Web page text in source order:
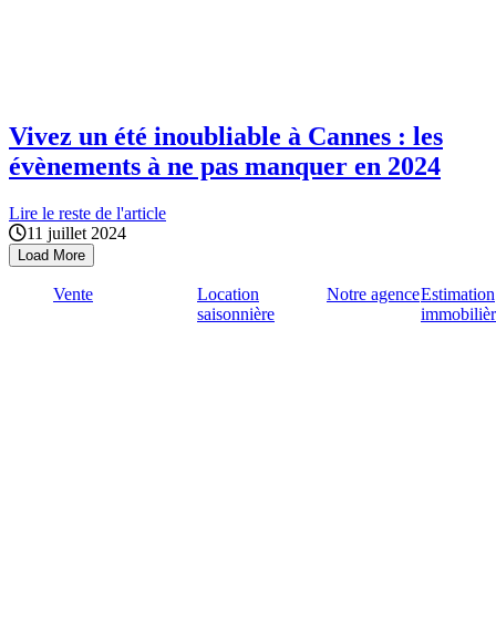
Vivez un été inoubliable à Cannes : les
évènements à ne pas manquer en 2024
Lire le reste de l'article
11 juillet 2024
Load More
Vente
Location
saisonnière
Notre agenceEstimation